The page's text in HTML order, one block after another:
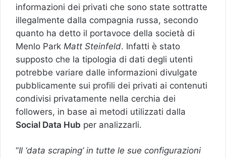
informazioni dei privati che sono state sottratte
illegalmente dalla compagnia russa, secondo
quanto ha detto il portavoce della società di
Menlo Park Matt Steinfeld. Infatti è stato
supposto che la tipologia di dati degli utenti
potrebbe variare dalle informazioni divulgate
pubblicamente sui profili dei privati ai contenuti
condivisi privatamente nella cerchia dei
followers, in base ai metodi utilizzati dalla
Social Data Hub per analizzarli.
“Il ‘data scraping’ in tutte le sue configurazioni